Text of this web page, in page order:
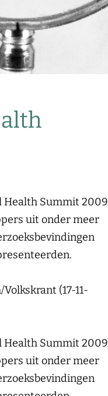
Health Summit 2009
uit onder meer
(17-11-
Health Summit 2009
uit onder meer